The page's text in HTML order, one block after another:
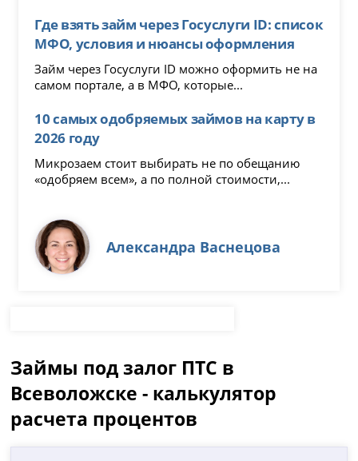
Где взять займ через Госуслуги ID: список
МФО, условия и нюансы оформления
Займ через Госуслуги ID можно оформить не на
самом портале, а в МФО, которые...
10 самых одобряемых займов на карту в
2026 году
Микрозаем стоит выбирать не по обещанию
«одобряем всем», а по полной стоимости,...
Александра Васнецова
Займы под залог ПТС в
Всеволожске - калькулятор
расчета процентов